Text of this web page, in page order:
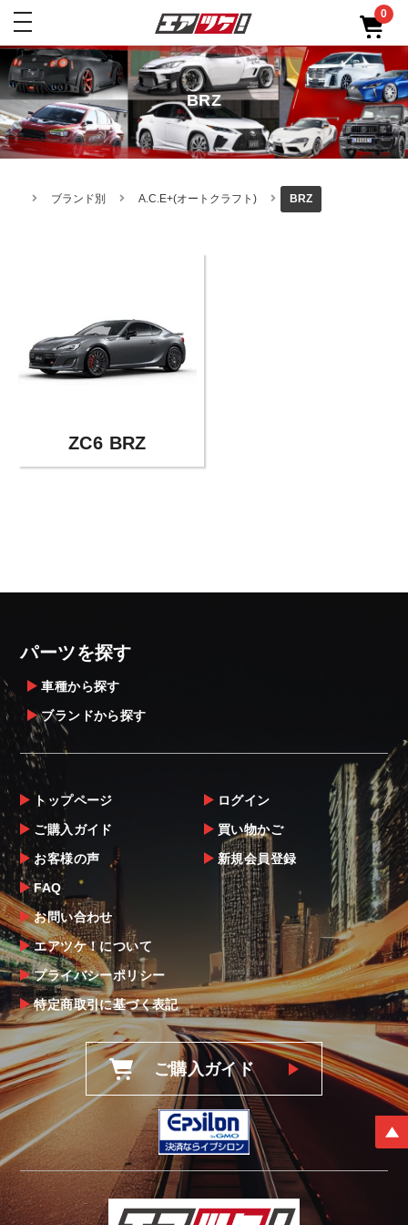
toggle
0
BRZ
ブランド別 A.C.E+(オートクラフト) BRZ
ZC6 BRZ
パーツを探す
車種から探す
ブランドから探す
トップページ
ご購入ガイド
お客様の声
FAQ
お問い合わせ
エアツケ！について
プライバシーポリシー
特定商取引に基づく表記
ログイン
買い物かご
新規会員登録
ご購入ガイド